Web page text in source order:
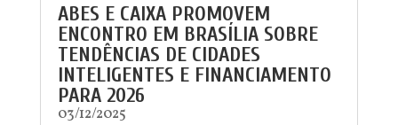
ABES E CAIXA PROMOVEM
ENCONTRO EM BRASÍLIA SOBRE
TENDÊNCIAS DE CIDADES
INTELIGENTES E FINANCIAMENTO
PARA 2026
03/12/2025